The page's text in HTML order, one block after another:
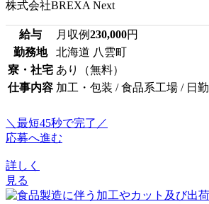
株式会社BREXA Next
給与 月収例230,000円
勤務地
北海道 八雲町
寮・社宅 あり（無料）
仕事内容 加工・包装 / 食品系工場 / 日勤
＼最短45秒で完了／
応募へ進む
詳しく
見る